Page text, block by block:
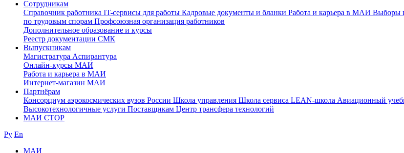
Сотрудникам
Cправочник работника IT-сервисы для работы Кадровые документы и бланки Работа и карьера в МАИ Выборы
по трудовым спорам Профсоюзная организация работников
Дополнительное образование и курсы
Реестр документации СМК
Выпускникам
Магистратура Аспирантура
Онлайн-курсы МАИ
Работа и карьера в МАИ
Интернет-магазин МАИ
Партнёрам
Консорциум аэрокосмических вузов России Школа управления Школа сервиса LEAN-школа Авиационный
Высокотехнологичные услуги Поставщикам Центр трансфера технологий
МАИ СТОР
Ру En
МАИ